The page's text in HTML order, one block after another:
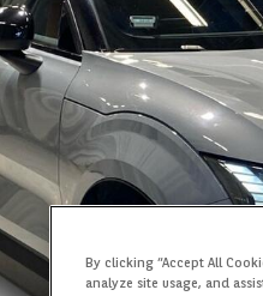
By clicking “Accept All
analyze site usage, and